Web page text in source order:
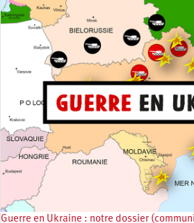
Guerre en Ukraine : notre dossier